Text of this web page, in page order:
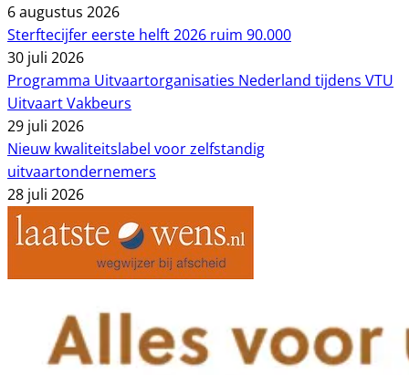
6 augustus 2026
Sterftecijfer eerste helft 2026 ruim 90.000
30 juli 2026
Programma Uitvaartorganisaties Nederland tijdens VTU
Uitvaart Vakbeurs
29 juli 2026
Nieuw kwaliteitslabel voor zelfstandig
uitvaartondernemers
28 juli 2026